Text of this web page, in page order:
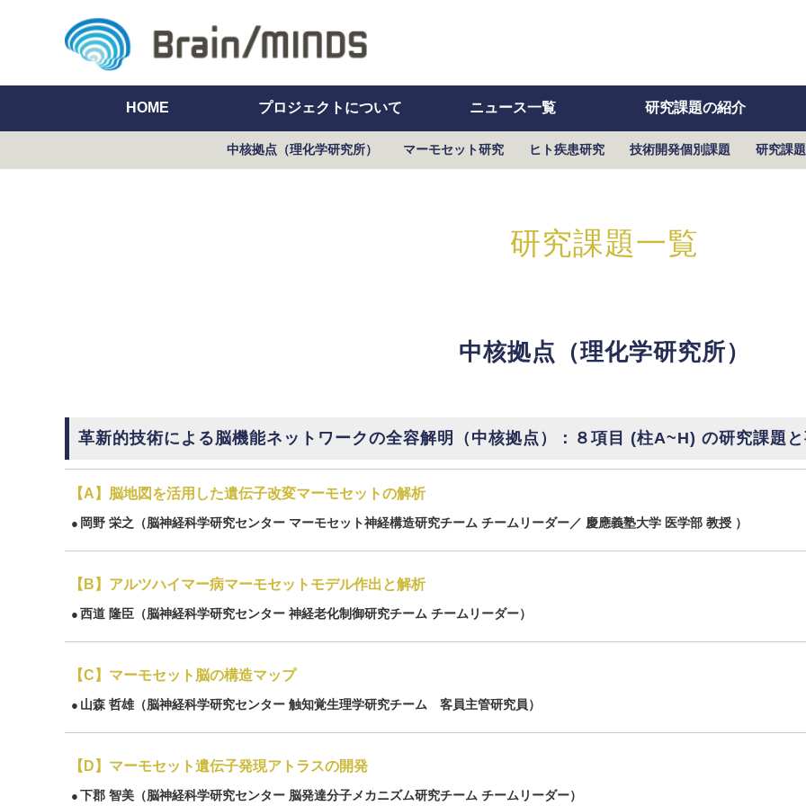
HOME プロジェクトについて ニュース一覧 研究課題の紹介
中核拠点（理化学研究所） マーモセット研究 ヒト疾患研究 技術開発個別課題 研究課
研究課題一覧
中核拠点（理化学研究所）
革新的技術による脳機能ネットワークの全容解明（中核拠点）：８項目 (柱A~H) の研究課題
【A】脳地図を活用した遺伝子改変マーモセットの解析
● 岡野 栄之 （脳神経科学研究センター マーモセット神経構造研究チーム チームリーダー／ 慶應義塾大学 医学部 教授 ）
【B】アルツハイマー病マーモセットモデル作出と解析
● 西道 隆臣 （脳神経科学研究センター 神経老化制御研究チーム チームリーダー）
【C】マーモセット脳の構造マップ
● 山森 哲雄（脳神経科学研究センター 触知覚生理学研究チーム 客員主管研究員）
【D】マーモセット遺伝子発現アトラスの開発
● 下郡 智美 （脳神経科学研究センター 脳発達分子メカニズム研究チーム チームリーダー）